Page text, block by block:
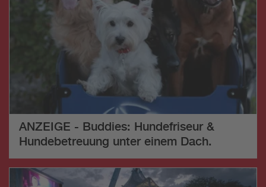
ANZEIGE - Buddies: Hundefriseur &
Hundebetreuung unter einem Dach.